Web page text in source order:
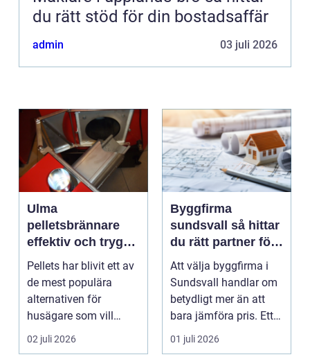
du rätt stöd för din bostadsaffär
admin 03 juli 2026
Ulma
pelletsbrännare
effektiv och trygg
värme med pellets
Pellets har blivit ett av
de mest populära
alternativen för
husägare som vill
kombinera låga
uppvärm...
02 juli 2026
Byggfirma
sundsvall så hittar
du rätt partner för
ditt projekt
Att välja byggfirma i
Sundsvall handlar om
betydligt mer än att
bara jämföra pris. Ett
bygge påverka...
01 juli 2026